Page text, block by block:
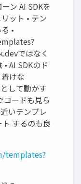
ン AI SDKを
ット • テン
•
ではなく
AI SDKのド
けな
して動かす
コードも見ら
いテンプレ
するのも良
templates?